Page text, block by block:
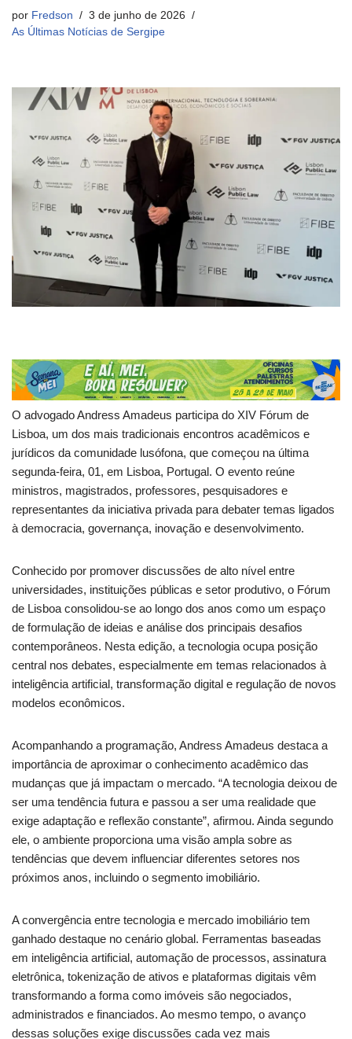
por Fredson
3 de junho de 2026
As Últimas Notícias de Sergipe
O advogado Andress Amadeus participa do XIV Fórum de
Lisboa, um dos mais tradicionais encontros acadêmicos e
jurídicos da comunidade lusófona, que começou na última
segunda-feira, 01, em Lisboa, Portugal. O evento reúne
ministros, magistrados, professores, pesquisadores e
representantes da iniciativa privada para debater temas ligados
à democracia, governança, inovação e desenvolvimento.
Conhecido por promover discussões de alto nível entre
universidades, instituições públicas e setor produtivo, o Fórum
de Lisboa consolidou-se ao longo dos anos como um espaço
de formulação de ideias e análise dos principais desafios
contemporâneos. Nesta edição, a tecnologia ocupa posição
central nos debates, especialmente em temas relacionados à
inteligência artificial, transformação digital e regulação de novos
modelos econômicos.
Acompanhando a programação, Andress Amadeus destaca a
importância de aproximar o conhecimento acadêmico das
mudanças que já impactam o mercado. “A tecnologia deixou de
ser uma tendência futura e passou a ser uma realidade que
exige adaptação e reflexão constante”, afirmou. Ainda segundo
ele, o ambiente proporciona uma visão ampla sobre as
tendências que devem influenciar diferentes setores nos
próximos anos, incluindo o segmento imobiliário.
A convergência entre tecnologia e mercado imobiliário tem
ganhado destaque no cenário global. Ferramentas baseadas
em inteligência artificial, automação de processos, assinatura
eletrônica, tokenização de ativos e plataformas digitais vêm
transformando a forma como imóveis são negociados,
administrados e financiados. Ao mesmo tempo, o avanço
dessas soluções exige discussões cada vez mais